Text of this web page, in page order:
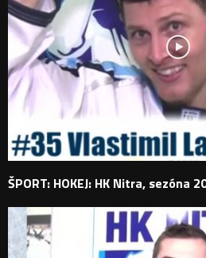
ŠPORT: HOKEJ: HK Nitra, sezóna